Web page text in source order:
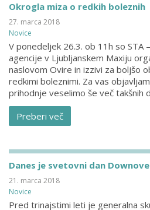
Okrogla miza o redkih boleznih
27. marca 2018
Novice
V ponedeljek 26.3. ob 11h so STA
agencije v Ljubljanskem Maxiju
naslovom Ovire in izzivi za boljšo
redkimi boleznimi. Za vas
prihodnje veselimo še več takšnih
Preberi več
Danes je svetovni dan
21. marca 2018
Novice
Pred trinajstimi leti je generalna